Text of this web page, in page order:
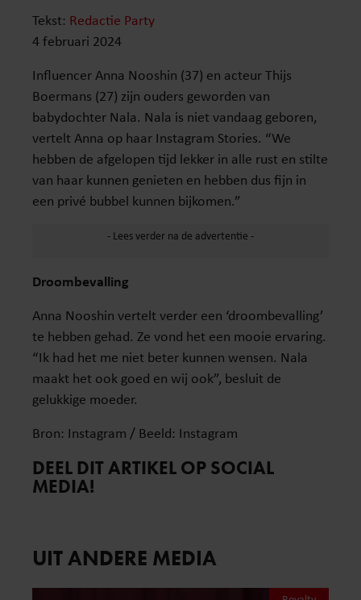
Tekst: Redactie Party
4 februari 2024
Influencer Anna Nooshin (37) en acteur Thijs
Boermans (27) zijn ouders geworden van
babydochter Nala. Nala is niet vandaag geboren,
vertelt Anna op haar Instagram Stories. “We
hebben de afgelopen tijd lekker in alle rust en stilte
van haar kunnen genieten en hebben dus fijn in
een privé bubbel kunnen bijkomen.”
Droombevalling
Anna Nooshin vertelt verder een ‘droombevalling’
te hebben gehad. Ze vond het een mooie ervaring.
“Ik had het me niet beter kunnen wensen. Nala
maakt het ook goed en wij ook”, besluit de
gelukkige moeder.
Bron: Instagram / Beeld: Instagram
DEEL DIT ARTIKEL OP SOCIAL
MEDIA!
UIT ANDERE MEDIA